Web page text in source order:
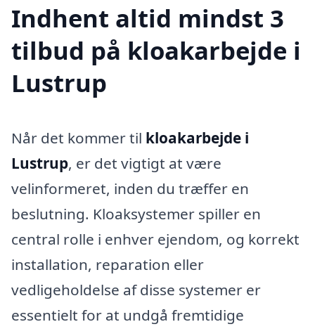
Indhent altid mindst 3
tilbud på kloakarbejde i
Lustrup
Når det kommer til kloakarbejde i
Lustrup, er det vigtigt at være
velinformeret, inden du træffer en
beslutning. Kloaksystemer spiller en
central rolle i enhver ejendom, og korrekt
installation, reparation eller
vedligeholdelse af disse systemer er
essentielt for at undgå fremtidige